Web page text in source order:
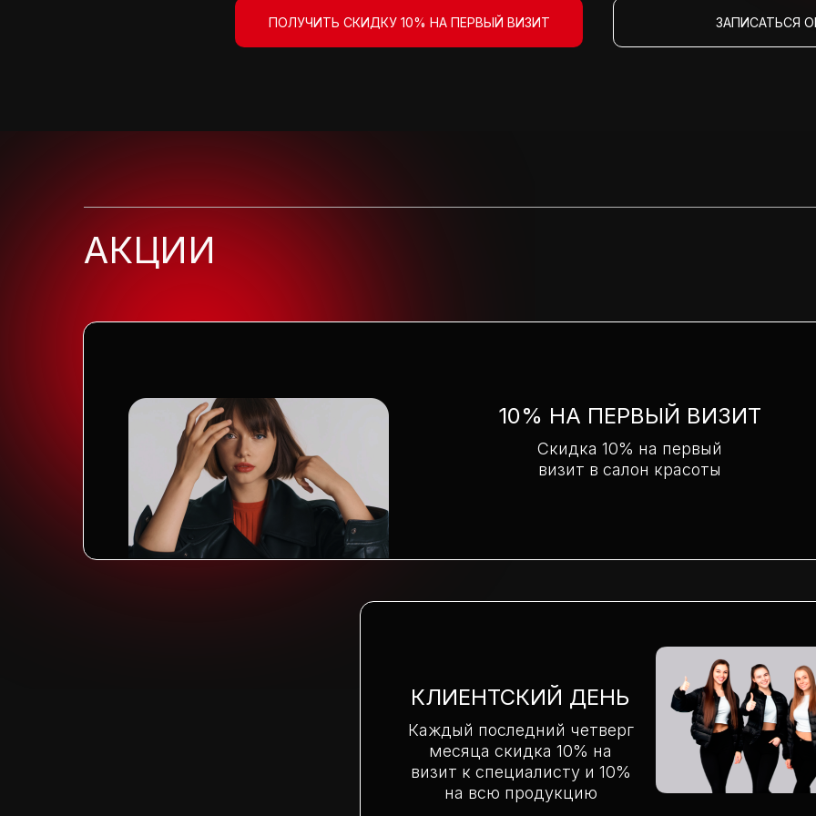
ПОЛУЧИТЬ СКИДКУ 10% НА ПЕРВЫЙ ВИЗИТ ЗАПИСАТЬСЯ
АКЦИИ
10% НА ПЕРВЫЙ ВИЗИТ
Скидка 10% на первый
визит в салон красоты
КЛИЕНТСКИЙ ДЕНЬ
Каждый последний четверг
месяца скидка 10% на
визит к специалисту и 10%
на всю продукцию